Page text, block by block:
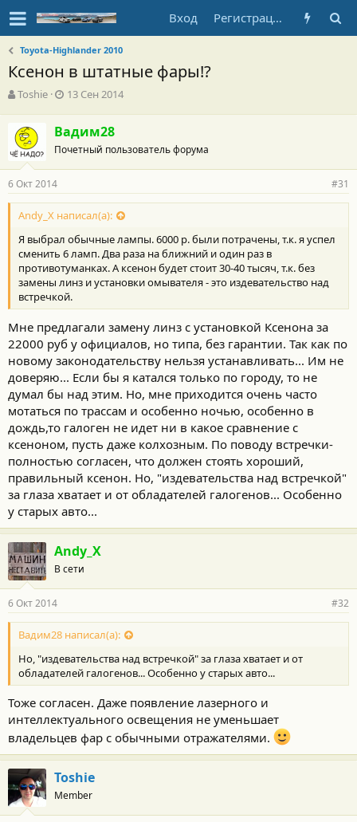
Вход Регистрация
Toyota-Highlander 2010
Ксенон в штатные фары!?
А
о
р
т
е
м
ы
Toshie
Д
а
н
а
л
а
13 Сен 2014
Вадим28
Почетный пользователь форума
6 Окт 2014 #31
Andy_X написал(а):
Я выбрал обычные лампы. 6000 р. были потрачены, т.к. я успел
сменить 6 ламп. Два раза на ближний и один раз в
противотуманках. А ксенон будет стоит 30-40 тысяч, т.к. без
замены линз и установки омывателя - это издевательство над
встречкой.
Мне предлагали замену линз с установкой Ксенона за
22000 руб у официалов, но типа, без гарантии. Так как по
новому законодательству нельзя устанавливать... Им не
доверяю... Если бы я катался только по городу, то не
думал бы над этим. Но, мне приходится очень часто
мотаться по трассам и особенно ночью, особенно в
дождь,то галоген не идет ни в какое сравнение с
ксеноном, пусть даже колхозным. По поводу встречки-
полностью согласен, что должен стоять хороший,
правильный ксенон. Но, "издевательства над встречкой"
за глаза хватает и от обладателей галогенов... Особенно
у старых авто...
Andy_X
В сети
6 Окт 2014 #32
Вадим28 написал(а):
Но, "издевательства над встречкой" за глаза хватает и от
обладателей галогенов... Особенно у старых авто...
Тоже согласен. Даже появление лазерного и
интеллектуального освещения не уменьшает
владельцев фар с обычными отражателями.
Toshie
Member